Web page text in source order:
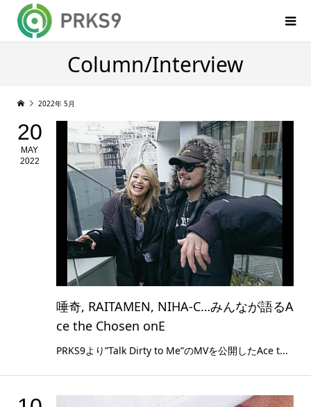
Column/Interview
2022年 5月
20
MAY
2022
唾奇, RAITAMEN, NIHA-C…みんなが語るA
ce the Chosen onE
PRKS9より”Talk Dirty to Me”のMVを公開したAce t...